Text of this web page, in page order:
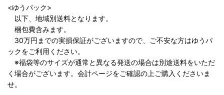
<ゆうパック>
以下、地域別送料となります。
梱包費含みます。
30万円までの実損保証がございますので、ご不安な方はゆうパ
ックをご利用ください。
※福袋等のサイズが通常と異なる発送の場合は別途送料をいただ
く場合がございます。会計ページをご確認の上ご購入くださいま
せ。